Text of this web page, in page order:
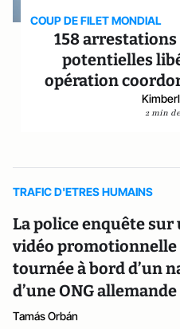
COUP DE FILET MONDIAL
158 arrestations
potentielles
opération
2 min
TRAFIC D'ETRES HUMAINS
La police enquête sur
vidéo promotionnelle
tournée à bord d’un
d’une ONG allemande
Tamás Orbán